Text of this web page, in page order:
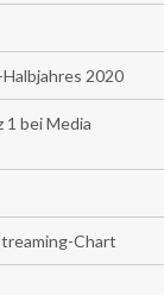
2020
1 bei Media
Chart